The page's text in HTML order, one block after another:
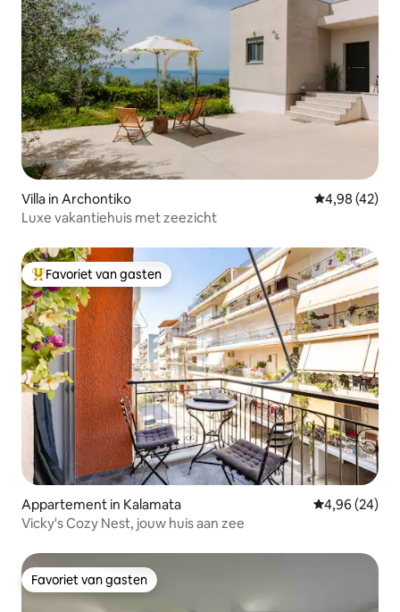
Villa in Archontiko Gemiddelde
4,98 (42)
Luxe vakantiehuis met zeezicht
Topfavoriet van gasten
Favoriet van gasten
Appartement in Kalamata Gemiddelde
4,96 (24)
Vicky's Cozy Nest, jouw huis aan zee
Favoriet van gasten
Favoriet van gasten